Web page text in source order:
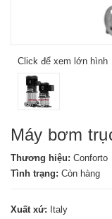
Click để xem lớn hình
Máy bơm
Thương hiệu: Conforto
Tình trạng: Còn hàng
Xuất xứ: Italy